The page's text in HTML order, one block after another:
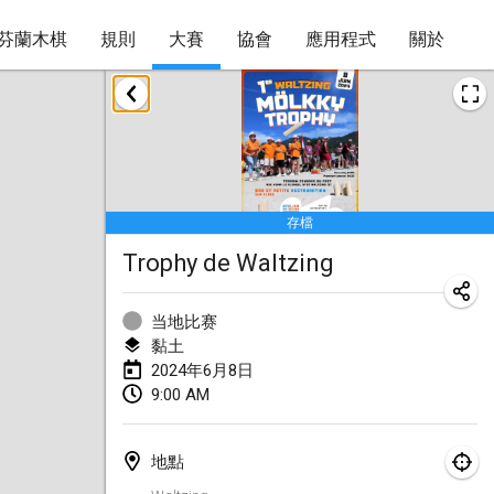
蘭木棋 規則 大賽 協會 應用程式 關於
存檔
Trophy de Waltzing
当地比赛
黏土
2024年6月8日
9:00 AM
地點
2024年1月
2024年1月20日|德國
Indoor Polish Open 2024 - Singles
2024年1月20日|波蘭
Open de Boulay Triplette
2024年1月20日
Tournoi Mixte ASPTTOM